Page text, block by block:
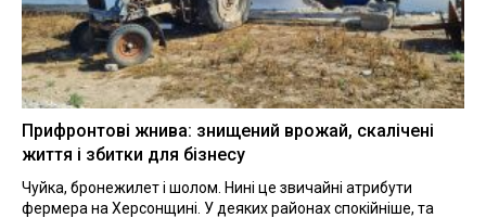
Прифронтові жнива: знищений врожай, скалічені
життя і збитки для бізнесу
Чуйка, бронежилет і шолом. Нині це звичайні атрибути
фермера на Херсонщині. У деяких районах спокійніше, та